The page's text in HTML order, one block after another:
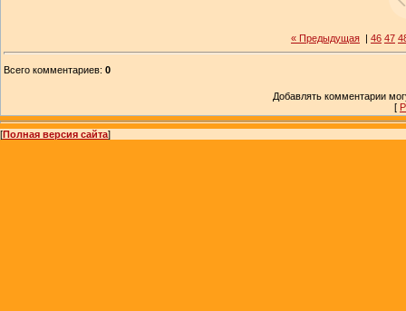
« Предыдущая 46 47
Всего комментариев: 0
Добавлять комментарии
[
[Полная версия сайта]